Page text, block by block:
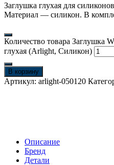
Заглушка глухая для
Материал — силикон. В
Количество товара Заглушка
глухая (Arlight, Силикон)
В корзину
Артикул: arlight-050120
Описание
Бренд
Детали